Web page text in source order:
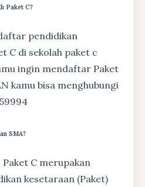
Paket C?
pendidikan
C di sekolah paket c
ingin mendaftar Paket
kamu bisa menghubungi
SMA?
Paket C merupakan
kesetaraan (Paket)